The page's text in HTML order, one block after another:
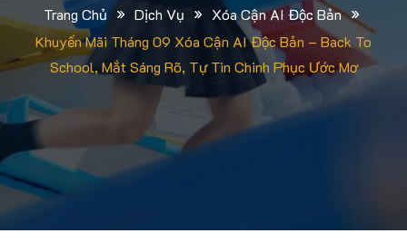
Trang Chủ » Dịch Vụ » Xóa Cận AI Độc Bản »
Khuyến Mãi Tháng 09 Xóa Cận AI Độc Bản – Back To
School, Mắt Sáng Rõ, Tự Tin Chinh Phục Ước Mơ